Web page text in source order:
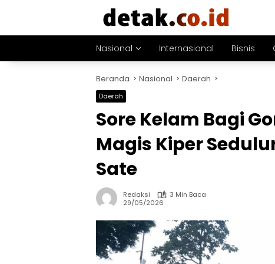
Nasional Internasional Bisnis
Beranda Nasional Daerah
Daerah
Sore Kelam Bagi
Magis Kiper
Sate
Redaksi
3 Min Baca
29/05/2026